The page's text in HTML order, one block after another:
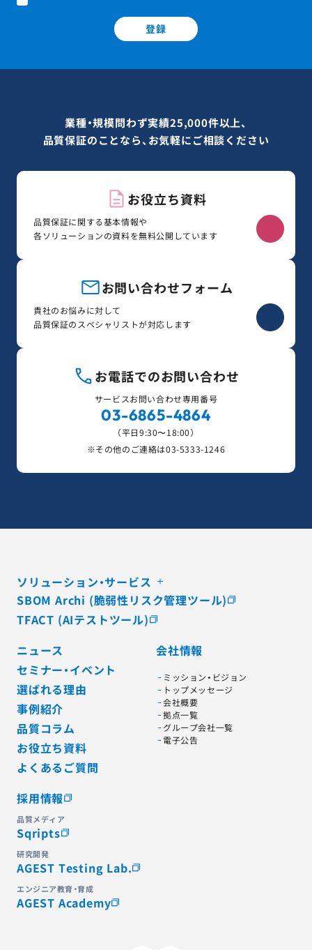
登録
業種・規模問わず実績25,000件以上、
品質保証のことなら、お気軽にご相談ください
お役立ち資料
品質保証に関する基本情報や
各ソリューションの資料を無料公開しています
お問い合わせフォーム
貴社のお悩みに対して
品質保証のスペシャリストが対応します
お電話でのお問い合わせ
サービスお問い合わせ専用番号
03-6865-4864
（平日9:30〜18:00）
※その他のご連絡は03-5333-1246
ソリューション・サービス
SBOM Archi (脆弱性リスク管理ツール)
TFACT (AIテストツール)
ニュース
セミナー・イベント
選ばれる理由
事例紹介
品質コラム
お役立ち資料
よくあるご質問
会社情報
ミッション・ビジョン
トップメッセージ
会社概要
拠点一覧
グループ会社一覧
電子公告
採用情報
品質メディア
Sqripts
研究開発
AGEST Testing Lab.
エンジニア教育・育成
AGEST Academy